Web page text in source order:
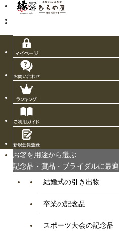
お箸を用途から選ぶ
記念品・賞品・ブライダルに最適
結婚式の引き出物
卒業の記念品
スポーツ大会の記念品